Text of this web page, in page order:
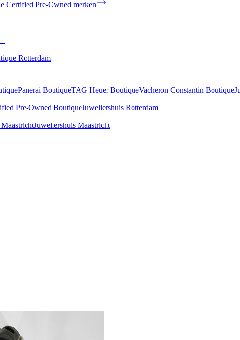
Certified Pre-Owned merken
Rotterdam
Panerai BoutiqueTAG Heuer BoutiqueVacheron Constantin Boutique
Pre-Owned BoutiqueJuweliershuis Rotterdam
MaastrichtJuweliershuis Maastricht